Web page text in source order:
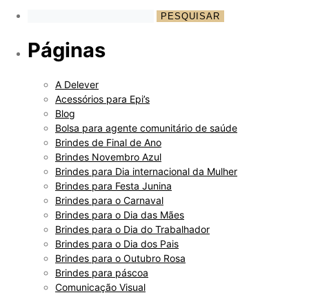
Páginas
A Delever
Acessórios para Epi’s
Blog
Bolsa para agente comunitário de saúde
Brindes de Final de Ano
Brindes Novembro Azul
Brindes para Dia internacional da Mulher
Brindes para Festa Junina
Brindes para o Carnaval
Brindes para o Dia das Mães
Brindes para o Dia do Trabalhador
Brindes para o Dia dos Pais
Brindes para o Outubro Rosa
Brindes para páscoa
Comunicação Visual